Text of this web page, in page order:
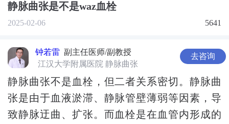
静脉曲张是不是waz血栓
2025-02-06 5641
钟若雷 副主任医师/副教授
去咨询
江汉大学附属医院 静脉曲张
静脉曲张不是血栓，但二者关系密切。静脉曲
张是由于血液淤滞、静脉管壁薄弱等因素，导
致静脉迂曲、扩张。而血栓是在血管内形成的